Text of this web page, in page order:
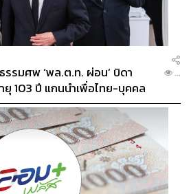
รมศพ ‘พล.ต.ท. ผ่อน’ บิดา
ยุ 103 ปี แกนนำเพื่อไทย-บุคคล
...